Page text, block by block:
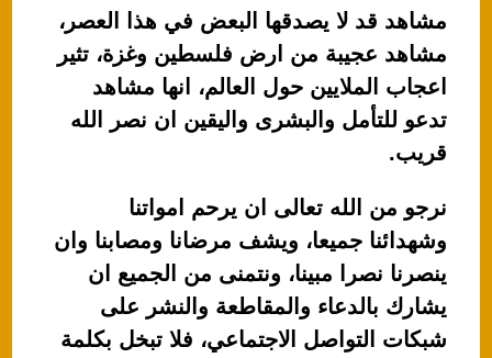
مشاهد قد لا يصدقها البعض في هذا العصر،
مشاهد عجيبة من ارض فلسطين وغزة، تثير
اعجاب الملايين حول العالم، انها مشاهد
تدعو للتأمل والبشرى واليقين ان نصر الله
قريب.
نرجو من الله تعالى ان يرحم امواتنا
وشهدائنا جميعا، ويشف مرضانا ومصابنا وان
ينصرنا نصرا مبينا، ونتمنى من الجميع ان
يشارك بالدعاء والمقاطعة والنشر على
شبكات التواصل الاجتماعي، فلا تبخل بكلمة